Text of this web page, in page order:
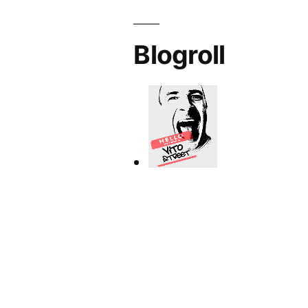
Blogroll